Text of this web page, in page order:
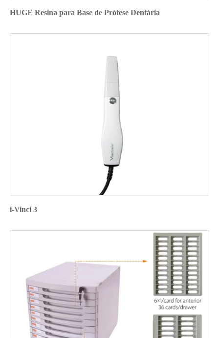
HUGE Resina para Base de Prótese Dentária
i-Vinci 3